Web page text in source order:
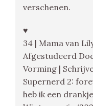
verschenen.
♥
34 | Mama van
Afgestudeerd
Vorming |
Supernerd 2:
heb ik een